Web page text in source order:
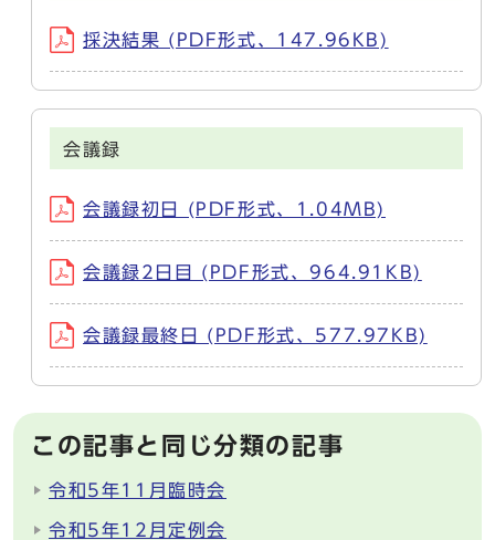
採決結果 (PDF形式、147.96KB)
会議録
会議録初日 (PDF形式、1.04MB)
会議録2日目 (PDF形式、964.91KB)
会議録最終日 (PDF形式、577.97KB)
この記事と同じ分類の記事
令和5年11月臨時会
令和5年12月定例会